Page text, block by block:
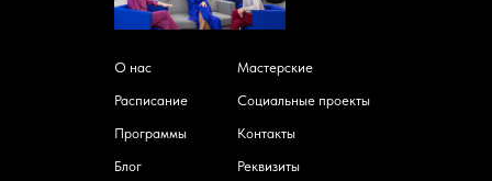
О нас
Расписание
Программы
Блог
Мастерские
Контакты
Реквизиты
Социальные проекты